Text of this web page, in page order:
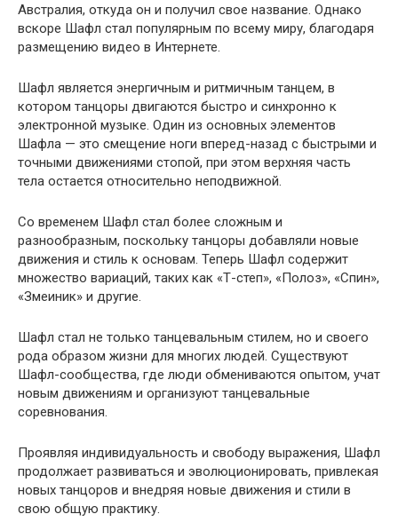
Австралия, откуда он и получил свое название. Однако
вскоре Шафл стал популярным по всему миру, благодаря
размещению видео в Интернете.
Шафл является энергичным и ритмичным танцем, в
котором танцоры двигаются быстро и синхронно к
электронной музыке. Один из основных элементов
Шафла — это смещение ноги вперед-назад с быстрыми и
точными движениями стопой, при этом верхняя часть
тела остается относительно неподвижной.
Со временем Шафл стал более сложным и
разнообразным, поскольку танцоры добавляли новые
движения и стиль к основам. Теперь Шафл содержит
множество вариаций, таких как «Т-степ», «Полоз», «Спин»,
«Змеиник» и другие.
Шафл стал не только танцевальным стилем, но и своего
рода образом жизни для многих людей. Существуют
Шафл-сообщества, где люди обмениваются опытом, учат
новым движениям и организуют танцевальные
соревнования.
Проявляя индивидуальность и свободу выражения, Шафл
продолжает развиваться и эволюционировать, привлекая
новых танцоров и внедряя новые движения и стили в
свою общую практику.